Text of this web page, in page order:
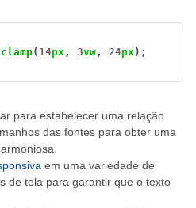
clamp( 14px , 3vw , 24px
para estabelecer uma relação
das fontes para obter uma
em uma variedade de
de tela para garantir que o texto